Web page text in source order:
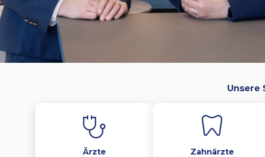
Unsere
Ärzte
Zahnärzte